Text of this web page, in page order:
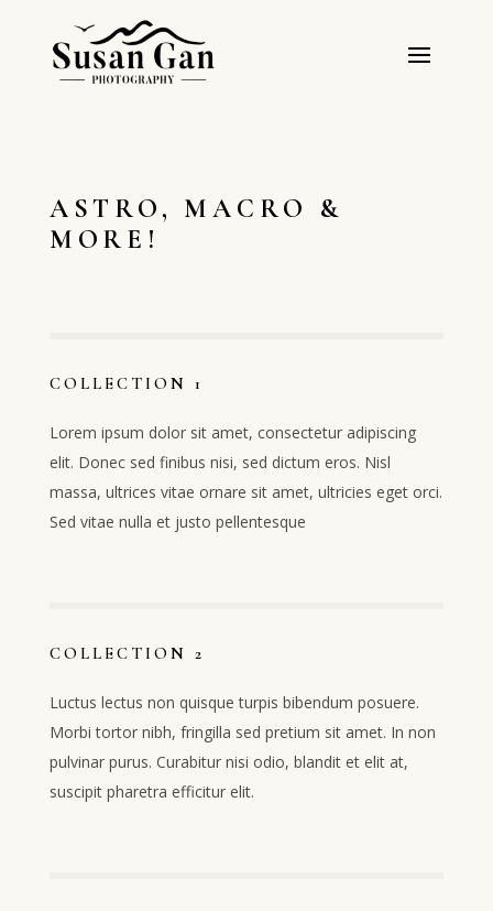
ASTRO, MACRO &
MORE!
COLLECTION 1
Lorem ipsum dolor sit amet, consectetur adipiscing
elit. Donec sed finibus nisi, sed dictum eros. Nisl
massa, ultrices vitae ornare sit amet, ultricies eget orci.
Sed vitae nulla et justo pellentesque
COLLECTION 2
Luctus lectus non quisque turpis bibendum posuere.
Morbi tortor nibh, fringilla sed pretium sit amet. In non
pulvinar purus. Curabitur nisi odio, blandit et elit at,
suscipit pharetra efficitur elit.